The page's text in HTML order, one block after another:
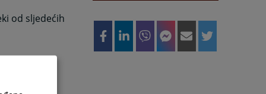
od sljedećih